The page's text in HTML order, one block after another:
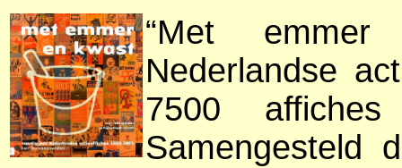
“Met
Nederlandse
7500
Samengesteld